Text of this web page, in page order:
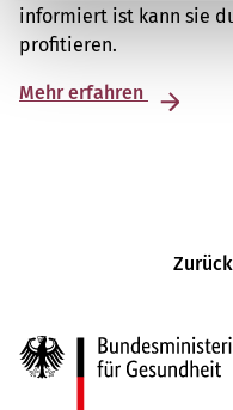
informiert ist kann sie
profitieren.
Mehr erfahren